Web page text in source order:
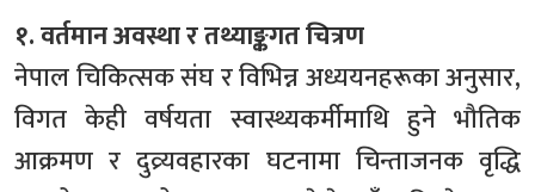
१. वर्तमान अवस्था र तथ्याङ्कगत चित्रण
नेपाल चिकित्सक संघ र विभिन्न अध्ययनहरूका अनुसार,
विगत केही वर्षयता स्वास्थ्यकर्मीमाथि हुने भौतिक
आक्रमण र दुव्र्यवहारका घटनामा चिन्ताजनक वृद्धि